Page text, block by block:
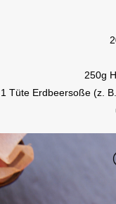
250g
1 Tüte Erdbeersoße (z.